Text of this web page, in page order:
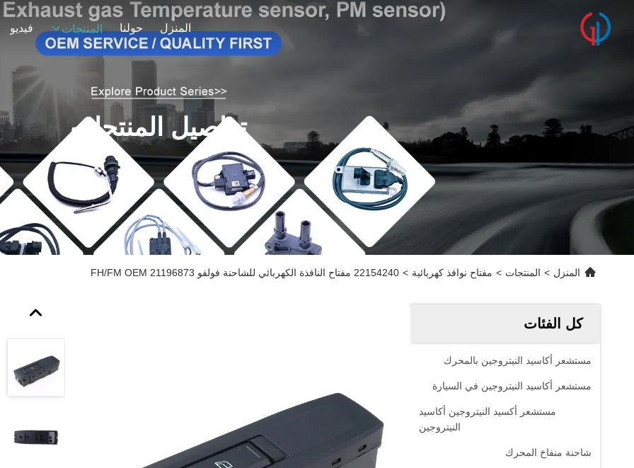
المنزل حولنا المنتجات فيديو
تفاصيل المنتجات
المنزل > المنتجات > مفتاح نوافذ كهربائية > 22154240 مفتاح النافذة الكهربائي للشاحنة فولفو FH/FM OEM 21196873
كل الفئات
مستشعر أكاسيد النيتروجين بالمحرك
مستشعر أكاسيد النيتروجين في السيارة
مستشعر أكسيد النيتروجين أكاسيد
النيتروجين
شاحنة منفاخ المحرك